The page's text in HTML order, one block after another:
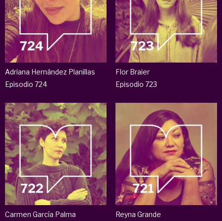
Adriana Hernández Planillas
Episodio 724
Flor Braier
Episodio 723
Carmen García Palma
Reyna Grande